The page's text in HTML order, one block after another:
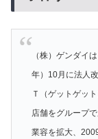
（株）ゲンダイ
年）10月に法人
Ｔ（ゲットゲッ
店舗をグループ
業容を拡大、